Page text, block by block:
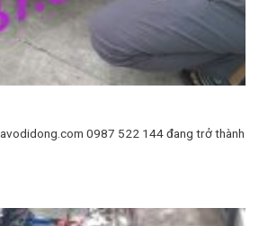
0987 522 144 đang trở thành